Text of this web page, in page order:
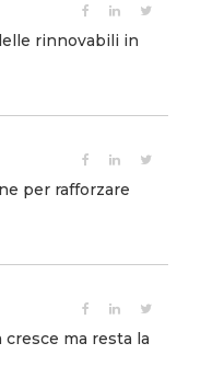
rinnovabili in
per rafforzare
cresce ma resta la